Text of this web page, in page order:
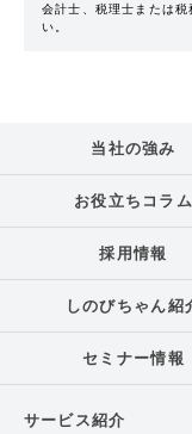
会計士、税理士または
い。
当社の強み
お役立ちコラム
採用情報
しのびちゃん紹
セミナー情報
サービス紹介